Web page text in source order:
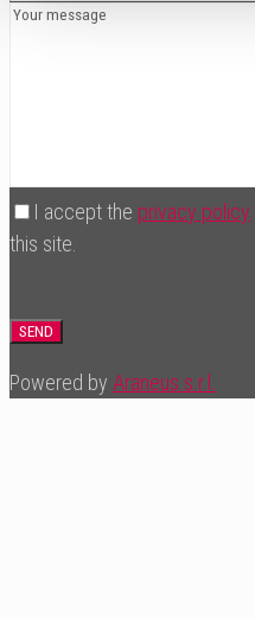
I accept the privacy policy
this site.
Powered by Araneus s.r.l.